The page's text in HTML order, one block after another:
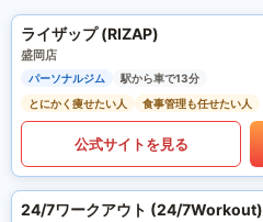
ライザップ (RIZAP)
盛岡店
パーソナルジム
駅から車で13分
とにかく痩せたい人
食事管理も任せたい人
公式サイトを見る
24/7ワークアウト (24/7Workout)